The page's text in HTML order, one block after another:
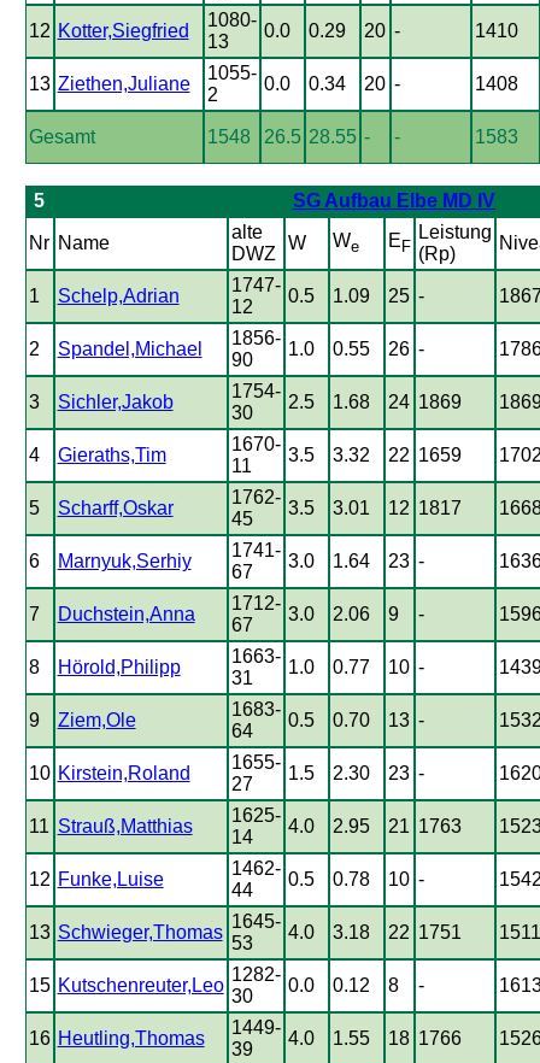
12 Kotter,Siegfried
1080-
13
0.0 0.29 20 - 1410
13 Ziethen,Juliane
1055-
2
0.0 0.34 20 - 1408
Gesamt 1548 26.5 28.55 - - 1583
5 SG Aufbau Elbe MD IV
Nr Name
alte
DWZ
W We E F
Leistung
(Rp)
1 Schelp,Adrian
1747-
12
0.5 1.09 25 -
2 Spandel,Michael
1856-
90
1.0 0.55 26 -
3 Sichler,Jakob
1754-
30
2.5 1.68 24 1869
4 Gieraths,Tim
1670-
11
3.5 3.32 22 1659
5 Scharff,Oskar
1762-
45
3.5 3.01 12 1817
6 Marnyuk,Serhiy
1741-
67
3.0 1.64 23 -
7 Duchstein,Anna
1712-
67
3.0 2.06 9 -
8 Hörold,Philipp
1663-
31
1.0 0.77 10 -
9 Ziem,Ole
1683-
64
0.5 0.70 13 -
10 Kirstein,Roland
1655-
27
1.5 2.30 23 -
11 Strauß,Matthias
1625-
14
4.0 2.95 21 1763
12 Funke,Luise
1462-
44
0.5 0.78 10 -
13 Schwieger,Thomas
1645-
53
4.0 3.18 22 1751 1511
15 Kutschenreuter,Leo
1282-
30
0.0 0.12 8 -
16 Heutling,Thomas
1449-
39
4.0 1.55 18 1766